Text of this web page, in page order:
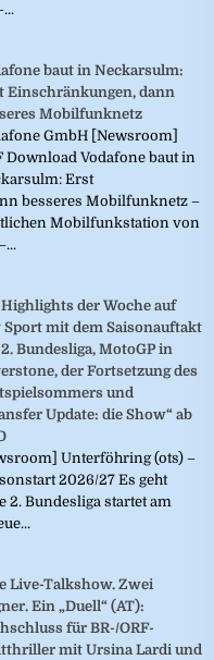
baut in Neckarsulm:
Einschränkungen, dann
Mobilfunknetz
GmbH [Newsroom]
Download Vodafone baut in
Erst
besseres Mobilfunknetz –
Mobilfunkstation von
der Woche auf
Sport mit dem Saisonauftakt
Bundesliga, MotoGP in
der Fortsetzung des
und
Update: die Show“ ab
Unterföhring (ots) –
2026/27 Es geht
2. Bundesliga startet am
Live-Talkshow. Zwei
Ein „Duell“ (AT):
für BR-/ORF-
mit Ursina Lardi und